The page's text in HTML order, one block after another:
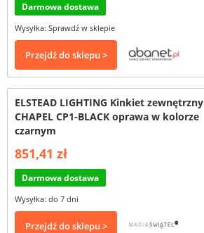
Darmowa dostawa
Wysyłka: Sprawdź w sklepie
Przejdź do sklepu >
ELSTEAD LIGHTING Kinkiet zewnętrzny
CHAPEL CP1-BLACK oprawa w kolorze
czarnym
851,41 zł
Darmowa dostawa
Wysyłka: do 7 dni
Przejdź do sklepu >